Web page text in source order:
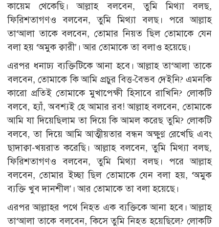
কায়েম থেকেছি। আল্লাহ বলবেন, তুমি মিথ্যা বলছ,
ফিরিশতাগণও বলবেন, তুমি মিথ্যা বলছ। পরে আল্লাহ
তা‘আলা তাকে বলবেন, তোমার নিয়ত ছিল তোমাকে যেন
বলা হয় ‘অমুক ক্বারী’। আর তোমাকে তা বলাও হয়েছে।
এরপর ধনাঢ্য ব্যক্তিটিকে আনা হবে। আল্লাহ তা‘আলা তাকে
বলবেন, তোমাকে কি আমি প্রচুর বিত্ত-বৈভব দেইনি? এমনকি
কারো প্রতিই তোমাকে মুখাপেক্ষী হিসাবে রাখিনি? লোকটি
বলবে, হ্যাঁ, অবশ্যই হে আমার রব! আল্লাহ বলবেন, তোমাকে
আমি যা দিয়েছিলাম তা দিয়ে কি আমল করেছ তুমি? লোকটি
বলবে, তা দিয়ে আমি আত্মীয়তার বন্ধন অক্ষুণ্ণ রেখেছি এবং
ছাদাক্বা-খয়রাত করেছি। আল্লাহ বলবেন, তুমি মিথ্যা বলছ,
ফিরিশতাগণও বলবেন, তুমি মিথ্যা বলছ। পরে আল্লাহ
বলবেন, তোমার ইচ্ছা ছিল তোমাকে যেন বলা হয়, ‘অমুক
ব্যক্তি খুব দানশীল’। আর তোমাকে তা বলা হয়েছে।
এরপর আল্লাহর পথে নিহত এক ব্যক্তিকে আনা হবে। আল্লাহ
তা‘আলা তাকে বলবেন, কিসে তুমি নিহত হয়েছিলে? লোকটি